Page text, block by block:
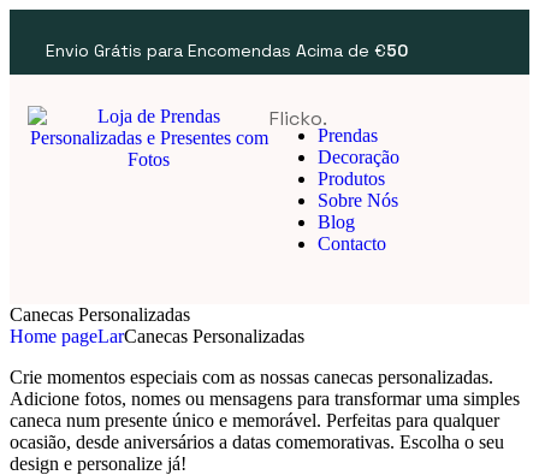
Envio Grátis para Encomendas Acima de €50
Prendas
Decoração
Produtos
Sobre Nós
Blog
Contacto
Flicko.
Canecas Personalizadas
Home pageLarCanecas Personalizadas
Crie momentos especiais com as nossas canecas personalizadas.
Adicione fotos, nomes ou mensagens para transformar uma simples
caneca num presente único e memorável. Perfeitas para qualquer
ocasião, desde aniversários a datas comemorativas. Escolha o seu
design e personalize já!